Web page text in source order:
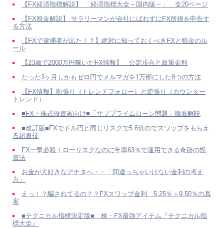
【FX経済指標解説】 「経済指標大全～国内版～」 全20ページ
【FX税金解説】 サラリーマンが会社にばれずにFX所得を申告す
る方法
【FXで逮捕者が出た！？】絶対に知っておくべきFXと税金のル
ール
【23歳で2000万円稼いだFX情報】 公定歩合と政策金利
たった3ヶ月しかもゼロ円でメルマガを1万部にした8つの方法
【FX情報】順張り（トレンドフォロー）と逆張り（カウンター
トレンド）
■FX・株式投資家向け■「サブプライムローン問題」徹底解説
■改訂版■FXでドル円と同じリスクで5.6倍のでスワップをもらえ
る超裏技
FX一撃必殺！ローリスクなのに年率63％で運用できる奇跡の投
資法
お金が大好きなアナタへ・・「間違っちゃいけない金利の考え
方」
えっ！？騙されてるの？？FXスワップ金利 5.25％＞9.50％の真
実
■テクニカル指標決定版■ 株・FX最強アイテム『テクニカル指
標大全』